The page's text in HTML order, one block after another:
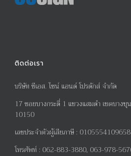
ติดต่อเรา
บริษัท ซีเอส. ไซน์ แอนด์ โปรดักส์ จำกัด
17ซอยบางกระดี่ 1 แขวงแสมดำ เขตบาง
10150
เลขประจำตัวผู้เสียภาษี : 0105554109658
โทรศัพท์ : 062-883-3880, 063-978-